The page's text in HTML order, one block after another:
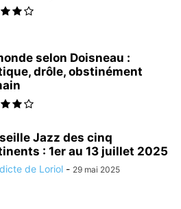
selon Doisneau :
drôle, obstinément
Jazz des cinq
: 1er au 13 juillet 2025
de Loriol - 29 mai 2025